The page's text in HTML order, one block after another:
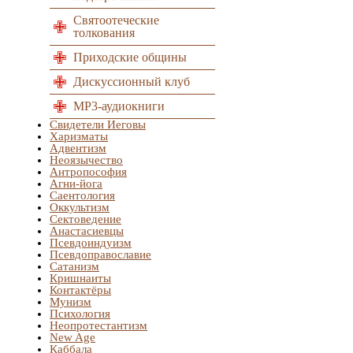
Святоотеческие
толкования
Приходские общины
Дискуссионный клуб
MP3-аудиокниги
Свидетели Иеговы
Харизматы
Адвентизм
Неоязычество
Антропософия
Агни-йога
Саентология
Оккультизм
Сектоведение
Анастасиевцы
Псевдоиндуизм
Псевдоправославие
Сатанизм
Кришнаиты
Контактёры
Мунизм
Психология
Неопротестантизм
New Age
Каббала